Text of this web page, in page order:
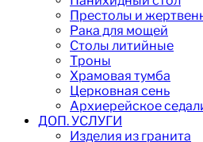
Престолы и
Рака для мощей
Столы литийные
Троны
Храмовая тумба
Церковная сень
Архиерейское
ДОП. УСЛУГИ
Изделия из гранита